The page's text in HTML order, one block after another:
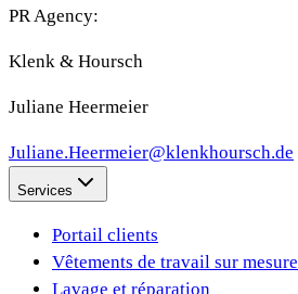
PR Agency:
Klenk & Hoursch
Juliane Heermeier
Juliane.Heermeier@klenkhoursch.de
Services
Portail clients
Vêtements de travail sur mesure
Lavage et réparation